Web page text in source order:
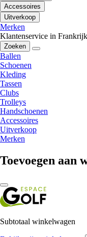
Accessoires
Uitverkoop
Merken
Klantenservice in Frankrijk
Zoeken
Ballen
Schoenen
Kleding
Tassen
Clubs
Trolleys
Handschoenen
Accessoires
Uitverkoop
Merken
Toevoegen aan
Subtotaal winkelwagen